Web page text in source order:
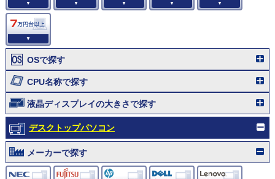
▼ ▼ ▼ ▼ ▼
▼
OSで探す
CPU名称で探す
液晶ディスプレイの大きさで探す
デスクトップパソコン
メーカーで探す